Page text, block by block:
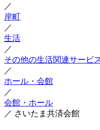
／
岸町
／
生活
／
その他の生活関連サービ
／
ホール・会館
／
会館・ホール
／ さいたま共済会館